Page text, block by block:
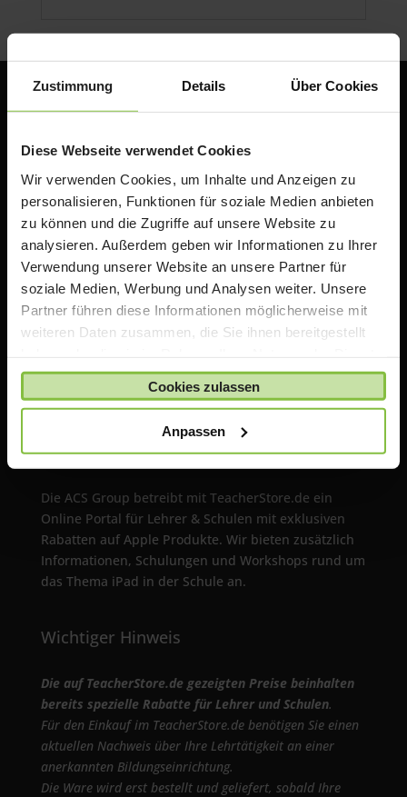
Zustimmung Details Über Cookies
Diese Webseite verwendet Cookies
Wir verwenden Cookies, um Inhalte und Anzeigen zu
personalisieren, Funktionen für soziale Medien anbieten
zu können und die Zugriffe auf unsere Website zu
analysieren. Außerdem geben wir Informationen zu Ihrer
Verwendung unserer Website an unsere Partner für
soziale Medien, Werbung und Analysen weiter. Unsere
Partner führen diese Informationen möglicherweise mit
weiteren Daten zusammen, die Sie ihnen bereitgestellt
gesammelt haben.
Cookies zulassen
Anpassen
ACS Group GmbH
Otto-Hahn-Str. 38a
85521 Ottobrunn / Riemerling
Deutschland
t: +49 (0)89 1893130-10
f: +49 (0)89 1893130-30
Über uns
Die ACS Group betreibt mit TeacherStore.de ein
Online Portal für Lehrer & Schulen mit exklusiven
Rabatten auf Apple Produkte. Wir bieten zusätzlich
Informationen, Schulungen und Workshops rund um
das Thema iPad in der Schule an.
Wichtiger Hinweis
Die auf TeacherStore.de gezeigten Preise beinhalten
bereits spezielle Rabatte für Lehrer und Schulen.
Für den Einkauf im TeacherStore.de benötigen Sie einen
aktuellen Nachweis über Ihre Lehrtätigkeit an einer
anerkannten Bildungseinrichtung.
Die Ware wird erst bestellt und geliefert, sobald Ihre